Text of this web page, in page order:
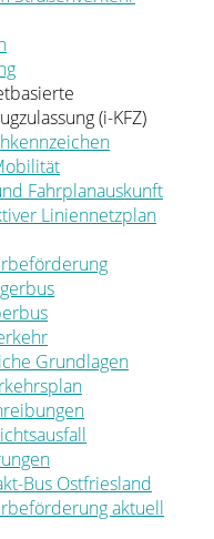
(i-KFZ)
Fahrplanauskunft
Liniennetzplan
Grundlagen
Bus Ostfriesland
aktuell